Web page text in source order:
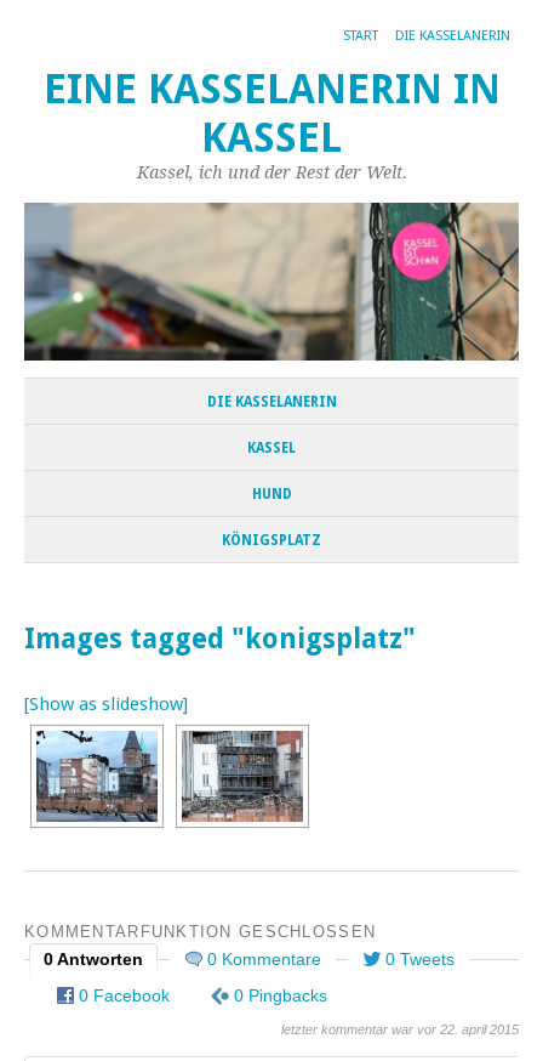
START DIE KASSELANERIN
EINE KASSELANERIN IN
KASSEL
Kassel, ich und der Rest der Welt.
DIE KASSELANERIN
KASSEL
HUND
KÖNIGSPLATZ
Images tagged "konigsplatz"
[Show as slideshow]
KOMMENTARFUNKTION GESCHLOSSEN
0 Antworten 0 Kommentare
0 Tweets
0 Facebook
0 Pingbacks
letzter kommentar war vor 22. april 2015